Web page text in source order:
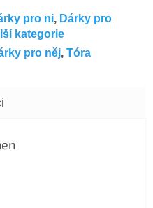
pro ni, Dárky pro
kategorie
pro něj, Tóra
je 5 z 5 hvězdiček.